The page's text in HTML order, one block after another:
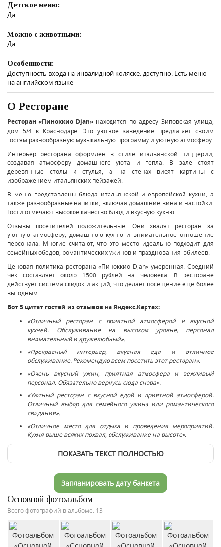
Детское меню:
Да
Можно с животными:
Да
Особенности:
Доступность входа на инвалидной коляске: доступно. Есть меню
на английском языке
О Ресторане
Ресторан «Пиноккио Djan»находится по адресу Зиповская улица,
дом 5/4 в Краснодаре. Это уютное заведение предлагает своим
гостям разнообразную музыкальную программу и уютную атмосферу.
Интерьер ресторана оформлен в стиле итальянской пиццерии,
создавая атмосферу домашнего уюта и тепла. В зале стоят
деревянные столы и стулья, а на стенах висят картины с
изображением итальянских пейзажей.
В меню представлены блюда итальянской и европейской кухни, а
также разнообразные напитки, включая домашние вина и настойки.
Гости отмечают высокое качество блюд и вкусную кухню.
Отзывы посетителей положительные. Они хвалят ресторан за
уютную атмосферу, домашнюю кухню и внимательное отношение
персонала. Многие считают, что это место идеально подходит для
семейных обедов, романтических ужинов и празднования юбилеев.
Ценовая политика ресторана «Пиноккио Djan» умеренная. Средний
чек составляет около 1500 рублей на человека. В ресторане
действует система скидок и акций, что делает посещение ещё более
выгодным.
Вот 5 цитат гостей из отзывов на Яндекс.Картах:
«Отличный ресторан с приятной атмосферой и вкусной
кухней. Обслуживание на высоком уровне, персонал
внимательный и дружелюбный».
«Прекрасный интерьер, вкусная еда и отличное
обслуживание. Рекомендую всем посетить этот ресторан».
«Очень вкусный ужин, приятная атмосфера и вежливый
персонал. Обязательно вернусь сюда снова».
«Уютный ресторан с вкусной едой и приятной атмосферой.
Отличный выбор для семейного ужина или романтического
свидания».
«Отличное место для отдыха и проведения мероприятий.
Кухня выше всяких похвал, обслуживание на высоте».
ПОКАЗАТЬ ТЕКСТ ПОЛНОСТЬЮ
Запланировать дату банкета
Основной фотоальбом
Всего фотографий в альбоме: 13